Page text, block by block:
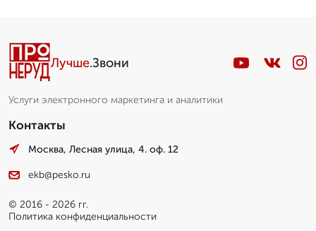
Лучше.Звони
Услуги электронного маркетинга и аналитики
Контакты
Москва, Лесная улица, 4. оф. 12
ekb@pesko.ru
© 2016 - 2026 гг.
Политика конфиденциальности